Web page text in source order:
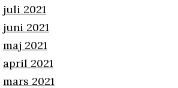
juli 2021
juni 2021
maj 2021
april 2021
mars 2021